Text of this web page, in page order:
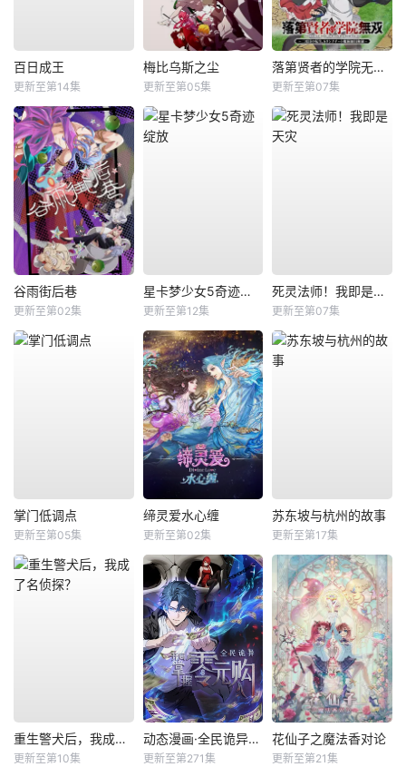
百日成王
更新至第14集
梅比乌斯之尘
更新至第05集
落第贤者的学院无双第二回转生，S等级作弊魔术师冒险记
更新至第07集
谷雨街后巷
更新至第02集
星卡梦少女5奇迹绽放
更新至第12集
死灵法师！我即是天灾
更新至第07集
掌门低调点
更新至第05集
缔灵爱水心缠
更新至第02集
苏东坡与杭州的故事
更新至第17集
重生警犬后，我成了名侦探？
更新至第10集
动态漫画·全民诡异：开局掌握零元购
更新至第271集
花仙子之魔法香对论
更新至第21集